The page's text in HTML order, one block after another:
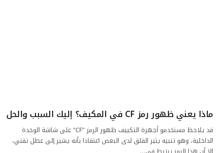
ماذا يعني ظهور رمز CF في المكيف؟ إليك السبب والحل
قد يلاحظ مستخدمو أجهزة التكييف ظهور الرمز "CF" على شاشة الوحدة
الداخلية، وهو تنبيه يثير القلق لدى البعض اعتقادا بأنه يشير إلى عطل تقني،